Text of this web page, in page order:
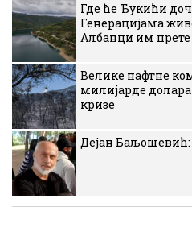
Где ће Ђукићи
Генерацијама
Албанци им
Велике нафтне
милијарде
кризе
Дејан